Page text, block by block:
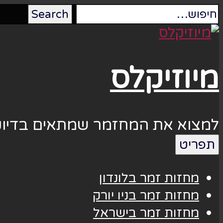
מיוזיקלס
למצוא את המחזמר שמתאים
תפריט
מחזות זמר בלונדון
מחזות זמר בניו יורק
מחזות זמר בישראל